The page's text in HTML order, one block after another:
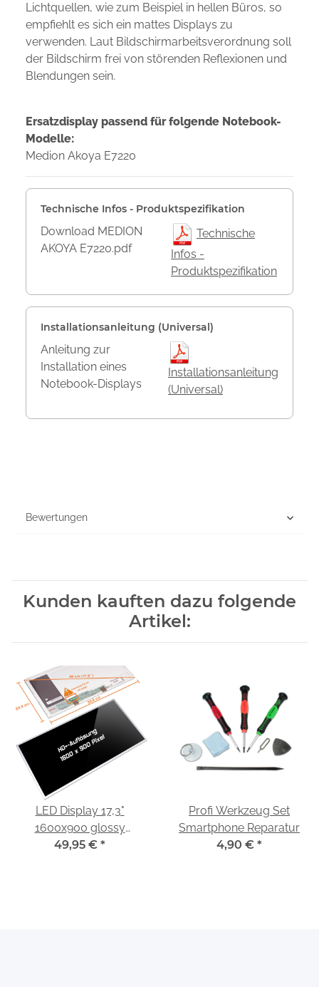
Lichtquellen, wie zum Beispiel in hellen Büros, so
empfiehlt es sich ein mattes Displays zu
verwenden. Laut Bildschirmarbeitsverordnung soll
der Bildschirm frei von störenden Reflexionen und
Blendungen sein.
Ersatzdisplay passend für folgende Notebook-
Modelle:
Medion Akoya E7220
Technische Infos - Produktspezifikation
Download MEDION
AKOYA E7220.pdf
Technische
Infos -
Produktspezifikation
Installationsanleitung (Universal)
Anleitung zur
Installation eines
Notebook-Displays
Installationsanleitung
(Universal)
Bewertungen
Kunden kauften dazu folgende
Artikel:
LED Display 17,3"
1600x900 glossy
passend für Toshiba
49,95 € *
Profi Werkzeug Set
Smartphone Reparatur
4,90 € *